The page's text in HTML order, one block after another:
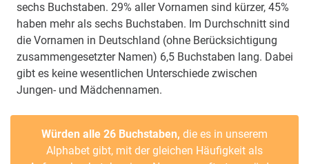
sechs Buchstaben. 29% aller Vornamen sind kürzer, 45%
haben mehr als sechs Buchstaben. Im Durchschnitt sind
die Vornamen in Deutschland (ohne Berücksichtigung
zusammengesetzter Namen) 6,5 Buchstaben lang. Dabei
gibt es keine wesentlichen Unterschiede zwischen
Jungen- und Mädchennamen.
Würden alle 26 Buchstaben, die es in unserem
Alphabet gibt, mit der gleichen Häufigkeit als